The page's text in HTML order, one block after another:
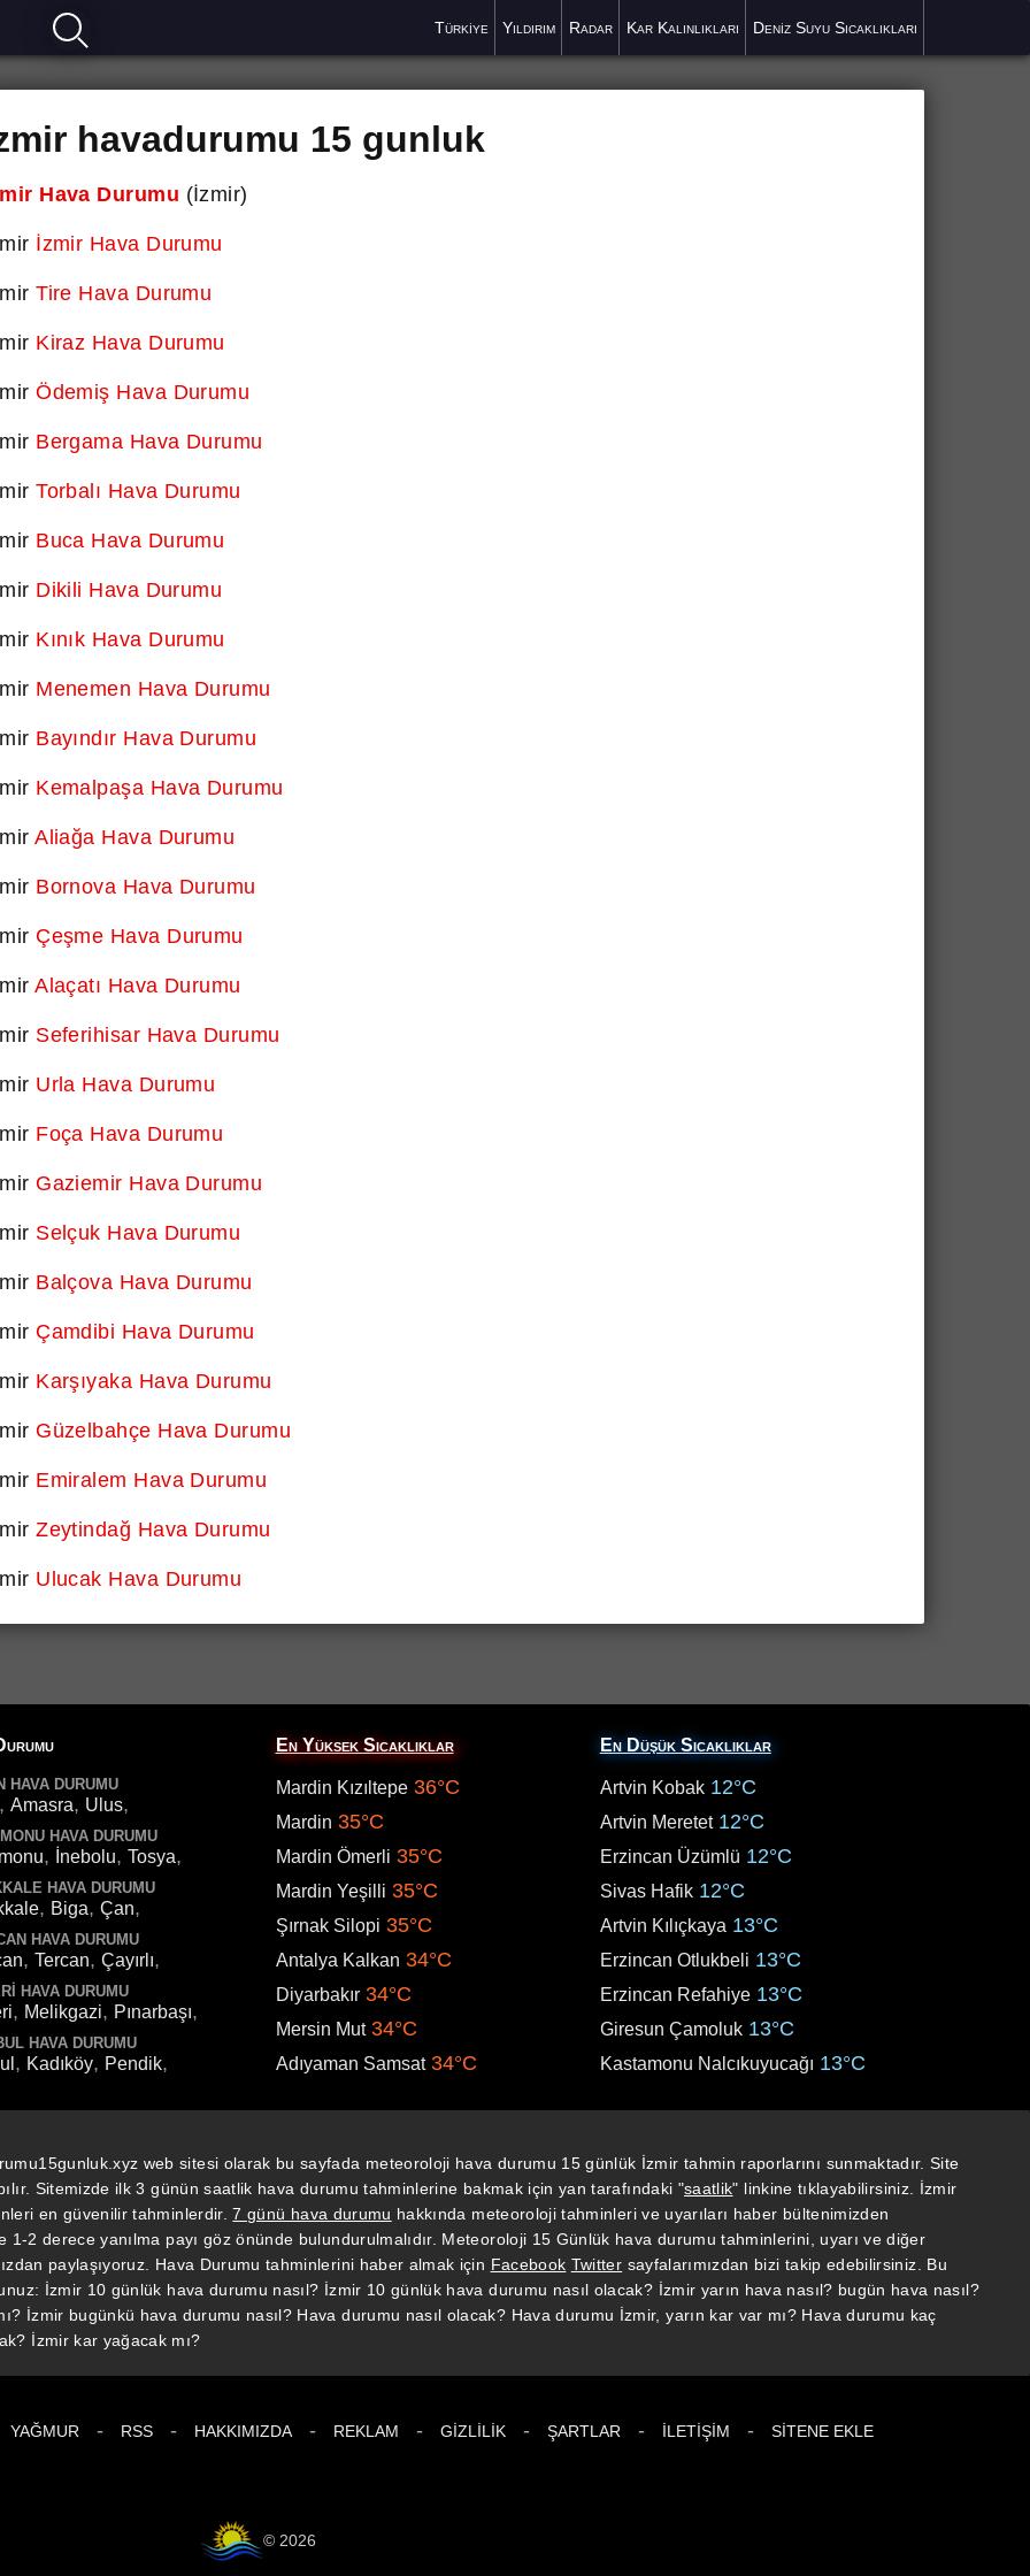
Türkiye Yıldırım Radar Kar Kalınlıkları Deniz Suyu Sıcaklıkları
havadurumu 15 gunluk
Hava Durumu (İzmir)
İzmir Hava Durumu
Tire Hava Durumu
Kiraz Hava Durumu
Ödemiş Hava Durumu
Bergama Hava Durumu
Torbalı Hava Durumu
Buca Hava Durumu
Dikili Hava Durumu
Kınık Hava Durumu
Menemen Hava Durumu
Bayındır Hava Durumu
Kemalpaşa Hava Durumu
Aliağa Hava Durumu
Bornova Hava Durumu
Çeşme Hava Durumu
Alaçatı Hava Durumu
Seferihisar Hava Durumu
Urla Hava Durumu
Foça Hava Durumu
Gaziemir Hava Durumu
Selçuk Hava Durumu
Balçova Hava Durumu
Çamdibi Hava Durumu
Karşıyaka Hava Durumu
Güzelbahçe Hava Durumu
Emiralem Hava Durumu
Zeytindağ Hava Durumu
Ulucak Hava Durumu
En Düşük Sıcaklıklar
Artvin Kobak 12°C
Artvin Meretet 12°C
Erzincan Üzümlü 12°C
Sivas Hafik 12°C
Artvin Kılıçkaya 13°C
Erzincan Otlukbeli 13°C
Erzincan Refahiye 13°C
Giresun Çamoluk 13°C
Kastamonu Nalcıkuyucağı 13°C
En Yüksek Sıcaklıklar
Mardin Kızıltepe 36°C
Mardin 35°C
Mardin Ömerli 35°C
Mardin Yeşilli 35°C
Şırnak Silopi 35°C
Antalya Kalkan 34°C
Diyarbakır 34°C
Mersin Mut 34°C
Adıyaman Samsat 34°C
HAVA DURUMU
,Amasra, Ulus,
HAVA DURUMU
, İnebolu,Tosya,
HAVA DURUMU
, Biga,Çan,
HAVA DURUMU
,Tercan,Çayırlı,
HAVA DURUMU
, Melikgazi, Pınarbaşı,
HAVA DURUMU
, Kadıköy, Pendik,
web sitesi olarak bu sayfada meteoroloji hava durumu 15 günlük İzmir tahmin raporlarını sunmaktadır. Site
Sitemizde ilk 3 günün saatlik hava durumu tahminlerine bakmak için yan tarafındaki "saatlik" linkine tıklayabilirsiniz. İzmir
en güvenilir tahminlerdir.7 günü hava durumu hakkında meteoroloji tahminleri ve uyarıları haber bültenimizden
2 derece yanılma payı göz önünde bulundurulmalıdır. Meteoroloji 15 Günlük hava durumu tahminlerini, uyarı ve diğer
paylaşıyoruz. Hava Durumu tahminlerini haber almak için Facebook Twitter sayfalarımızdan bizi takip edebilirsiniz. Bu
İzmir 10 günlük hava durumu nasıl? İzmir 10 günlük hava durumu nasıl olacak? İzmir yarın hava nasıl? bugün hava nasıl?
İzmir bugünkü hava durumu nasıl? Hava durumu nasıl olacak? Hava durumu İzmir, yarın kar var mı? Hava durumu kaç
İzmir kar yağacak mı?
YAĞMUR - RSS - HAKKIMIZDA - REKLAM - GIZLILIK - ŞARTLAR - İLETIŞIM - SITENE EKLE
© 2026